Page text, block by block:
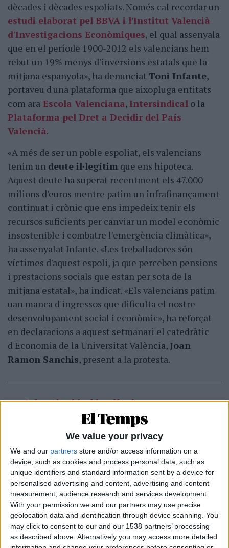
We value your privacy
We and our partners store and/or access information on a
device, such as cookies and process personal data, such as
unique identifiers and standard information sent by a device for
personalised advertising and content, advertising and content
measurement, audience research and services development.
With your permission we and our partners may use precise
geolocation data and identification through device scanning. You
may click to consent to our and our 1538 partners’ processing
as described above. Alternatively you may access more detailed
dècades i dècades espoliats. Només cal recordar un
estudi elaborat pel BBVA i l'Institut Valencià
d'Investigacions Econòmiques, el qual assenyala
que en el període 1900-2012 els valencians hem
rebut un 19% menys d'inversions estatals que la
mitjana espanyola», ha denunciat Toni Infante,
portaveu d'una plataforma que aixopluga entitats
com ara Escola Valenciana, Intersindical o la
Plataforma pel Dret a Decidir del País
Valencià.
«A més de ser un poble espoliat, els valencians
tenim un deute il·legítim que ens hipoteca.
Aquest deute ha superat recentment els 47.000
milions d'euros mentre patim un infrafinançament
continuat i crònic que ens impedeix tenir els
recursos suficients per canviar un model econòmic
insostenible i combatre l'emergència climàtica»,
ha assenyalat Infante. «Les treballadores són
víctimes d'aquest espoli, ja que perceben pensions
i prestacions socials que estan per sota de la
mitjana estatal», ha indicat. «Els valencians patim
uan manca d'ingressos que dificulta el nostre
desenvolupament social i econòmic», ha reforçat
en declaracions a aquest setmanari el catedràtic
d'Economia de la Universitat València,Joan
Ramon Sanchis, present a la protesta.
Subscripció al butlletí
Rep les novetats d'El Temps al teu correu:
Per a l'economista, «cal assenyalar el deute històric
generat per lesinsuficients aportacions de
l'Estat espanyolal País Valencià d'ençà que van
produir-se l'any 1983 les transferències
competencials a les autonomies». «Hi ha diverses